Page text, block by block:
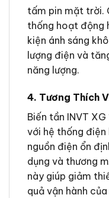
tấm pin mặt trời.
thống hoạt động
kiện ánh sáng
lượng điện và
năng lượng.
4. Tương Thích
Biến tần INVT
với hệ thống điện
nguồn điện ổn
dụng và thương
này giúp giảm
quả vận hành